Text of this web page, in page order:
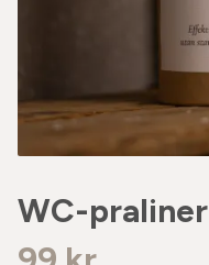
WC-praliner